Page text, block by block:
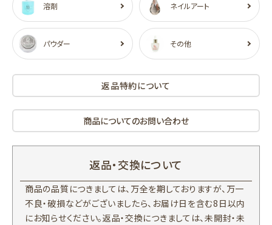
溶剤 ネイルアート
パウダー その他
返品特約について
商品についてのお問い合わせ
返品・交換について
商品の品質につきましては、万全を期しておりますが、万一
不良・破損などがございましたら、お届け日を含む8日以内
にお知らせください。返品・交換につきましては、未開封・未